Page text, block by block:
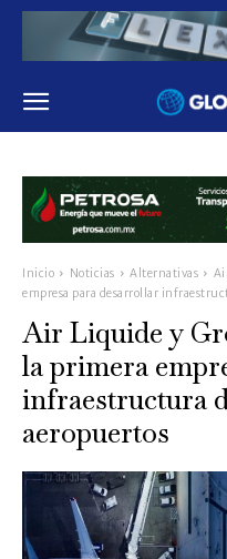
Inicio Noticias Alternativas
empresa para desarrollar
Air Liquide y
la primera
infraestructura
aeropuertos